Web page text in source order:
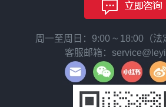
周一至周日：9:00 ~ 18:00（法
客服邮箱：